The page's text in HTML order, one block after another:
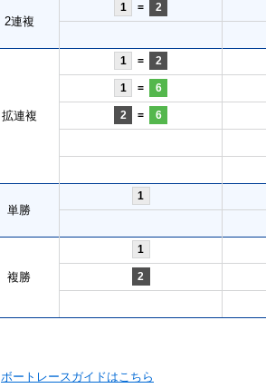
2連複
1 = 2
拡連複
1 = 2
1 = 6
2 = 6
単勝
1
複勝
1
2
ボートレースガイドはこちら